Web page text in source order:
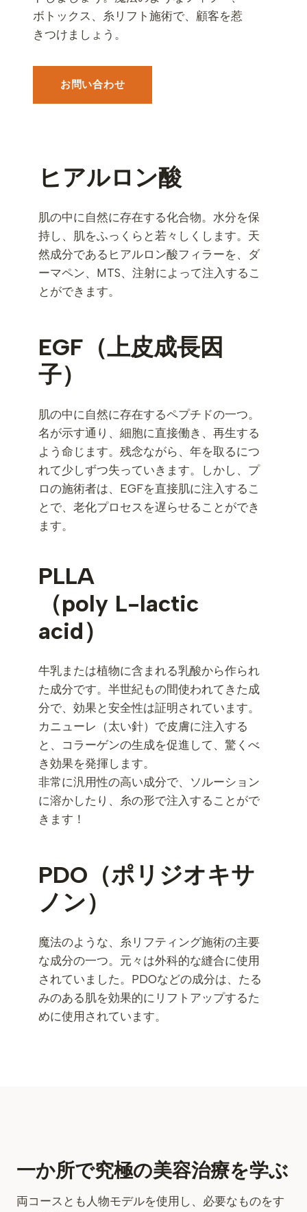
ボトックス、糸リフト施術で、顧客を惹
きつけましょう。
お問い合わせ
ヒアルロン酸
肌の中に自然に存在する化合物。水分を保
持し、肌をふっくらと若々しくします。天
然成分であるヒアルロン酸フィラーを、ダ
ーマペン、MTS、注射によって注入するこ
とができます。
EGF（上皮成長因
子）
肌の中に自然に存在するペプチドの一つ。
名が示す通り、細胞に直接働き、再生する
よう命じます。残念ながら、年を取るにつ
れて少しずつ失っていきます。しかし、プ
ロの施術者は、EGFを直接肌に注入するこ
とで、老化プロセスを遅らせることができ
ます。
PLLA
（poly L-lactic
acid）
牛乳または植物に含まれる乳酸から作られ
た成分です。半世紀もの間使われてきた成
分で、効果と安全性は証明されています。
カニューレ（太い針）で皮膚に注入する
と、コラーゲンの生成を促進して、驚くべ
き効果を発揮します。
非常に汎用性の高い成分で、ソルーション
に溶かしたり、糸の形で注入することがで
きます！
PDO（ポリジオキサ
ノン）
魔法のような、糸リフティング施術の主要
な成分の一つ。元々は外科的な縫合に使用
されていました。PDOなどの成分は、たる
みのある肌を効果的にリフトアップするた
めに使用されています。
一か所で究極の美容治療を学ぶ
両コースとも人物モデルを使用し、必要なものをす